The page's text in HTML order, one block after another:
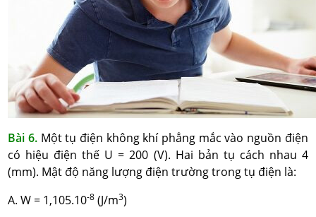
Bài 6. Một tụ điện không khí phẳng mắc vào nguồn điện
có hiệu điện thế U = 200 (V). Hai bản tụ cách nhau 4
(mm). Mật độ năng lượng điện trường trong tụ điện là:
A. W = 1,105.10-8 (J/m3)